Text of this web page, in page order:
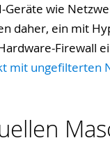
wie
daher, ein mit
Firewall
mit ungefilterten